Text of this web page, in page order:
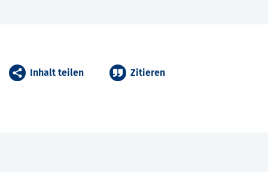
Inhalt teilen Zitieren